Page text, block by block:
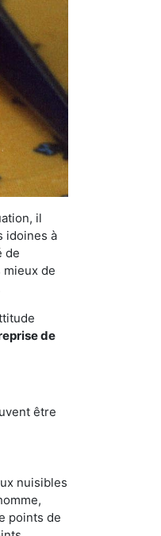
il
idoines à
de
mieux de
de
être
nuisibles
points de